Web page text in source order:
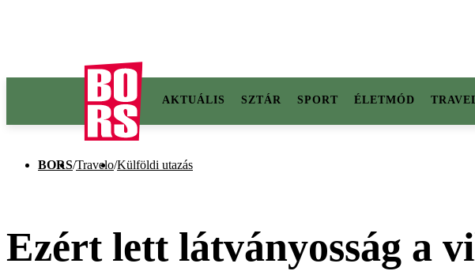
AKTUÁLIS SZTÁR SPORT ÉLETMÓD
BORS/Travelo/Külföldi utazás
Ezért lett látványosság a